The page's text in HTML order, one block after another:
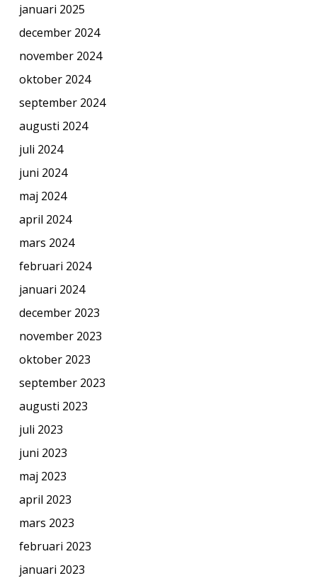
januari 2025
december 2024
november 2024
oktober 2024
september 2024
augusti 2024
juli 2024
juni 2024
maj 2024
april 2024
mars 2024
februari 2024
januari 2024
december 2023
november 2023
oktober 2023
september 2023
augusti 2023
juli 2023
juni 2023
maj 2023
april 2023
mars 2023
februari 2023
januari 2023